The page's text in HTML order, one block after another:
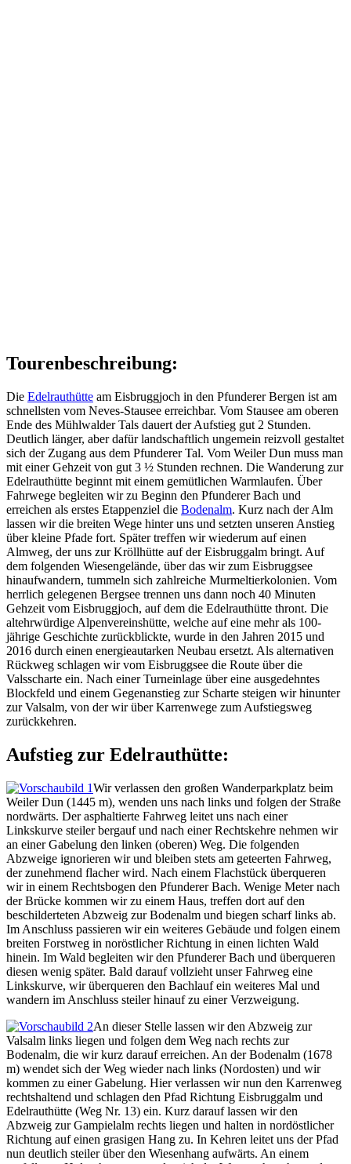
Tourenbeschreibung:
Die Edelrauthütte am Eisbruggjoch in den Pfunderer Bergen ist am
schnellsten vom Neves-Stausee erreichbar. Vom Stausee am oberen
Ende des Mühlwalder Tals dauert der Aufstieg gut 2 Stunden.
Deutlich länger, aber dafür landschaftlich ungemein reizvoll gestaltet
sich der Zugang aus dem Pfunderer Tal. Vom Weiler Dun muss man
mit einer Gehzeit von gut 3 ½ Stunden rechnen. Die Wanderung zur
Edelrauthütte beginnt mit einem gemütlichen Warmlaufen. Über
Fahrwege begleiten wir zu Beginn den Pfunderer Bach und
erreichen als erstes Etappenziel die Bodenalm. Kurz nach der Alm
lassen wir die breiten Wege hinter uns und setzten unseren Anstieg
über kleine Pfade fort. Später treffen wir wiederum auf einen
Almweg, der uns zur Kröllhütte auf der Eisbruggalm bringt. Auf
dem folgenden Wiesengelände, über das wir zum Eisbruggsee
hinaufwandern, tummeln sich zahlreiche Murmeltierkolonien. Vom
herrlich gelegenen Bergsee trennen uns dann noch 40 Minuten
Gehzeit vom Eisbruggjoch, auf dem die Edelrauthütte thront. Die
altehrwürdige Alpenvereinshütte, welche auf eine mehr als 100-
jährige Geschichte zurückblickte, wurde in den Jahren 2015 und
2016 durch einen energieautarken Neubau ersetzt. Als alternativen
Rückweg schlagen wir vom Eisbruggsee die Route über die
Valsscharte ein. Nach einer Turneinlage über eine ausgedehntes
Blockfeld und einem Gegenanstieg zur Scharte steigen wir hinunter
zur Valsalm, von der wir über Karrenwege zum Aufstiegsweg
zurückkehren.
Aufstieg zur Edelrauthütte:
Wir verlassen den großen Wanderparkplatz beim
Weiler Dun (1445 m), wenden uns nach links und folgen der Straße
nordwärts. Der asphaltierte Fahrweg leitet uns nach einer
Linkskurve steiler bergauf und nach einer Rechtskehre nehmen wir
an einer Gabelung den linken (oberen) Weg. Die folgenden
Abzweige ignorieren wir und bleiben stets am geteerten Fahrweg,
der zunehmend flacher wird. Nach einem Flachstück überqueren
wir in einem Rechtsbogen den Pfunderer Bach. Wenige Meter nach
der Brücke kommen wir zu einem Haus, treffen dort auf den
beschilderteten Abzweig zur Bodenalm und biegen scharf links ab.
Im Anschluss passieren wir ein weiteres Gebäude und folgen einem
breiten Forstweg in noröstlicher Richtung in einen lichten Wald
hinein. Im Wald begleiten wir den Pfunderer Bach und überqueren
diesen wenig später. Bald darauf vollzieht unser Fahrweg eine
Linkskurve, wir überqueren den Bachlauf ein weiteres Mal und
wandern im Anschluss steiler hinauf zu einer Verzweigung.
An dieser Stelle lassen wir den Abzweig zur
Valsalm links liegen und folgen dem Weg nach rechts zur
Bodenalm, die wir kurz darauf erreichen. An der Bodenalm (1678
m) wendet sich der Weg wieder nach links (Nordosten) und wir
kommen zu einer Gabelung. Hier verlassen wir nun den Karrenweg
rechtshaltend und schlagen den Pfad Richtung Eisbruggalm und
Edelrauthütte (Weg Nr. 13) ein. Kurz darauf lassen wir den
Abzweig zur Gampielalm rechts liegen und halten in nordöstlicher
Richtung auf einen grasigen Hang zu. In Kehren leitet uns der Pfad
nun deutlich steiler über den Wiesenhang aufwärts. An einem